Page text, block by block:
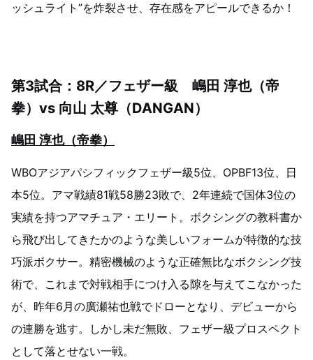
ッシュライト”を炸裂させ、存在感をアピールできるか！
第3試合：8R／フェザー級 嶋田 淳也（帝
拳）vs 向山 太尊（DANGAN）
嶋田 淳也（帝拳）
WBOアジアパシフィックフェザー級5位、OPBF13位、日
本5位。アマ戦績81戦58勝23敗で、2年連続で国体3位の
実績を持つアマチュア・エリート。ボクシングの教科書か
ら飛び出してきたかのような美しいフォームが特徴的な技
巧派ボクサー。精密機械のような正確無比なボクシング技
術で、これまで対戦相手につけ入る隙を与えてこなかった
が、昨年6月の廣瀬祐也戦でドローとなり、デビューから
の連勝を逃す。しかし未だ無敗、フェザー級プロスペクト
として落とせない一戦。